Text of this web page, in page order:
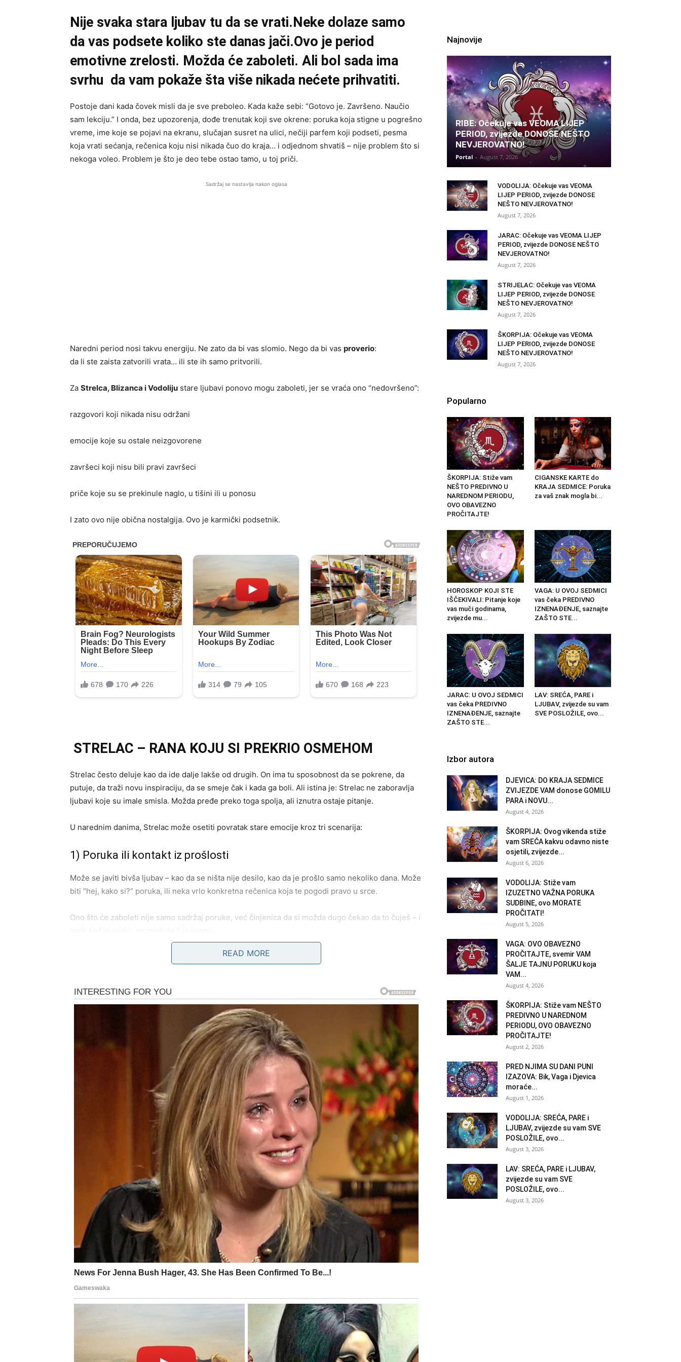
Nije svaka stara ljubav tu da se vrati.Neke dolaze samo
da vas podsete koliko ste danas jači.Ovo je period
emotivne zrelosti. Možda će zaboleti. Ali bol sada ima
svrhu da vam pokaže šta više nikada nećete prihvatiti.
Postoje dani kada čovek misli da je sve preboleo. Kada kaže sebi: “Gotovo je. Završeno. Naučio
sam lekciju.” I onda, bez upozorenja, dođe trenutak koji sve okrene: poruka koja stigne u pogrešno
vreme, ime koje se pojavi na ekranu, slučajan susret na ulici, nečiji parfem koji podseti, pesma
koja vrati sećanja, rečenica koju nisi nikada čuo do kraja… i odjednom shvatiš – nije problem što si
nekoga voleo. Problem je što je deo tebe ostao tamo, u toj priči.
Sadržaj se nastavlja nakon oglasa
Naredni period nosi takvu energiju. Ne zato da bi vas slomio. Nego da bi vas proverio:
da li ste zaista zatvorili vrata… ili ste ih samo pritvorili.
Za Strelca, Blizanca i Vodoliju stare ljubavi ponovo mogu zaboleti, jer se vraća ono “nedovršeno”:
razgovori koji nikada nisu održani
emocije koje su ostale neizgovorene
završeci koji nisu bili pravi završeci
priče koje su se prekinule naglo, u tišini ili u ponosu
I zato ovo nije obična nostalgija. Ovo je karmički podsetnik.
STRELAC – RANA KOJU SI PREKRIO OSMEHOM
Strelac često deluje kao da ide dalje lakše od drugih. On ima tu sposobnost da se pokrene, da
putuje, da traži novu inspiraciju, da se smeje čak i kada ga boli. Ali istina je: Strelac ne zaboravlja
ljubavi koje su imale smisla. Možda pređe preko toga spolja, ali iznutra ostaje pitanje.
U narednim danima, Strelac može osetiti povratak stare emocije kroz tri scenarija:
1) Poruka ili kontakt iz prošlosti
Može se javiti bivša ljubav – kao da se ništa nije desilo, kao da je prošlo samo nekoliko dana. Može
biti “hej, kako si?” poruka, ili neka vrlo konkretna rečenica koja te pogodi pravo u srce.
Ono što će zaboleti nije samo sadržaj poruke, već činjenica da si možda dugo čekao da to čuješ – i
misliš da si miran – pojavi se neko. I srce reaguje pre mozga.
Čak i bez kontakta, moguće je da te napadne talas razmišljanja:“Da li smo mogli drugačije? Da li
sam prerano otišao? Da li sam previše očekivao?”
Šta zapravo boli Strelca?
To što je dao slobodu, a dobio neizvesnost.
To što je verovao u potencijal, a ne u realnost.
To što je u dubini osećao da je to “nešto posebno”, ali nije dočekao dokaz.
Lekcija za Strelca u ovom periodu:
Ne vraćaj se zbog nostalgije. Vrati se samo ako vidiš promenu.
Strelac sada mora da bira: da li mu ta priča donosi mir ili ga vraća u onaj stari nemir.
Ako se bivša ljubav vraća, to može biti:
test tvoje emotivne zrelosti
ili prava druga šansa, ali samo pod uslovom da su obe strane naučile lekciju.
READ MORE
Najnovije
RIBE: Očekuje vas VEOMA LIJEP
PERIOD, zvijezde DONOSE NEŠTO
NEVJEROVATNO!
Portal - August 7, 2026
VODOLIJA: Očekuje vas VEOMA
LIJEP PERIOD, zvijezde DONOSE
NEŠTO NEVJEROVATNO!
August 7, 2026
JARAC: Očekuje vas VEOMA LIJEP
PERIOD, zvijezde DONOSE NEŠTO
NEVJEROVATNO!
August 7, 2026
STRIJELAC: Očekuje vas VEOMA
LIJEP PERIOD, zvijezde DONOSE
NEŠTO NEVJEROVATNO!
August 7, 2026
ŠKORPIJA: Očekuje vas VEOMA
LIJEP PERIOD, zvijezde DONOSE
NEŠTO NEVJEROVATNO!
August 7, 2026
Popularno
ŠKORPIJA: Stiže vam
NEŠTO PREDIVNO U
NAREDNOM PERIODU,
OVO OBAVEZNO
PROČITAJTE!
CIGANSKE KARTE do
KRAJA SEDMICE: Poruka
za vaš znak mogla bi...
HOROSKOP KOJI STE
IŠČEKIVALI: Pitanje koje
vas muči godinama,
zvijezde mu...
VAGA: U OVOJ SEDMICI
vas čeka PREDIVNO
IZNENAĐENJE, saznajte
ZAŠTO STE...
JARAC: U OVOJ SEDMICI
vas čeka PREDIVNO
IZNENAĐENJE, saznajte
ZAŠTO STE...
LAV: SREĆA, PARE i
LJUBAV, zvijezde su vam
SVE POSLOŽILE, ovo...
Izbor autora
DJEVICA: DO KRAJA SEDMICE
ZVIJEZDE VAM donose GOMILU
PARA i NOVU...
August 4, 2026
ŠKORPIJA: Ovog vikenda stiže
vam SREĆA kakvu odavno niste
osjetili, zvijezde...
August 6, 2026
VODOLIJA: Stiže vam
IZUZETNO VAŽNA PORUKA
SUDBINE, ovo MORATE
PROČITATI!
August 5, 2026
VAGA: OVO OBAVEZNO
PROČITAJTE, svemir VAM
ŠALJE TAJNU PORUKU koja
VAM...
August 4, 2026
ŠKORPIJA: Stiže vam NEŠTO
PREDIVNO U NAREDNOM
PERIODU, OVO OBAVEZNO
PROČITAJTE!
August 2, 2026
PRED NJIMA SU DANI PUNI
IZAZOVA: Bik, Vaga i Djevica
moraće...
August 1, 2026
VODOLIJA: SREĆA, PARE i
LJUBAV, zvijezde su vam SVE
POSLOŽILE, ovo...
August 3, 2026
LAV: SREĆA, PARE i LJUBAV,
zvijezde su vam SVE
POSLOŽILE, ovo...
August 3, 2026